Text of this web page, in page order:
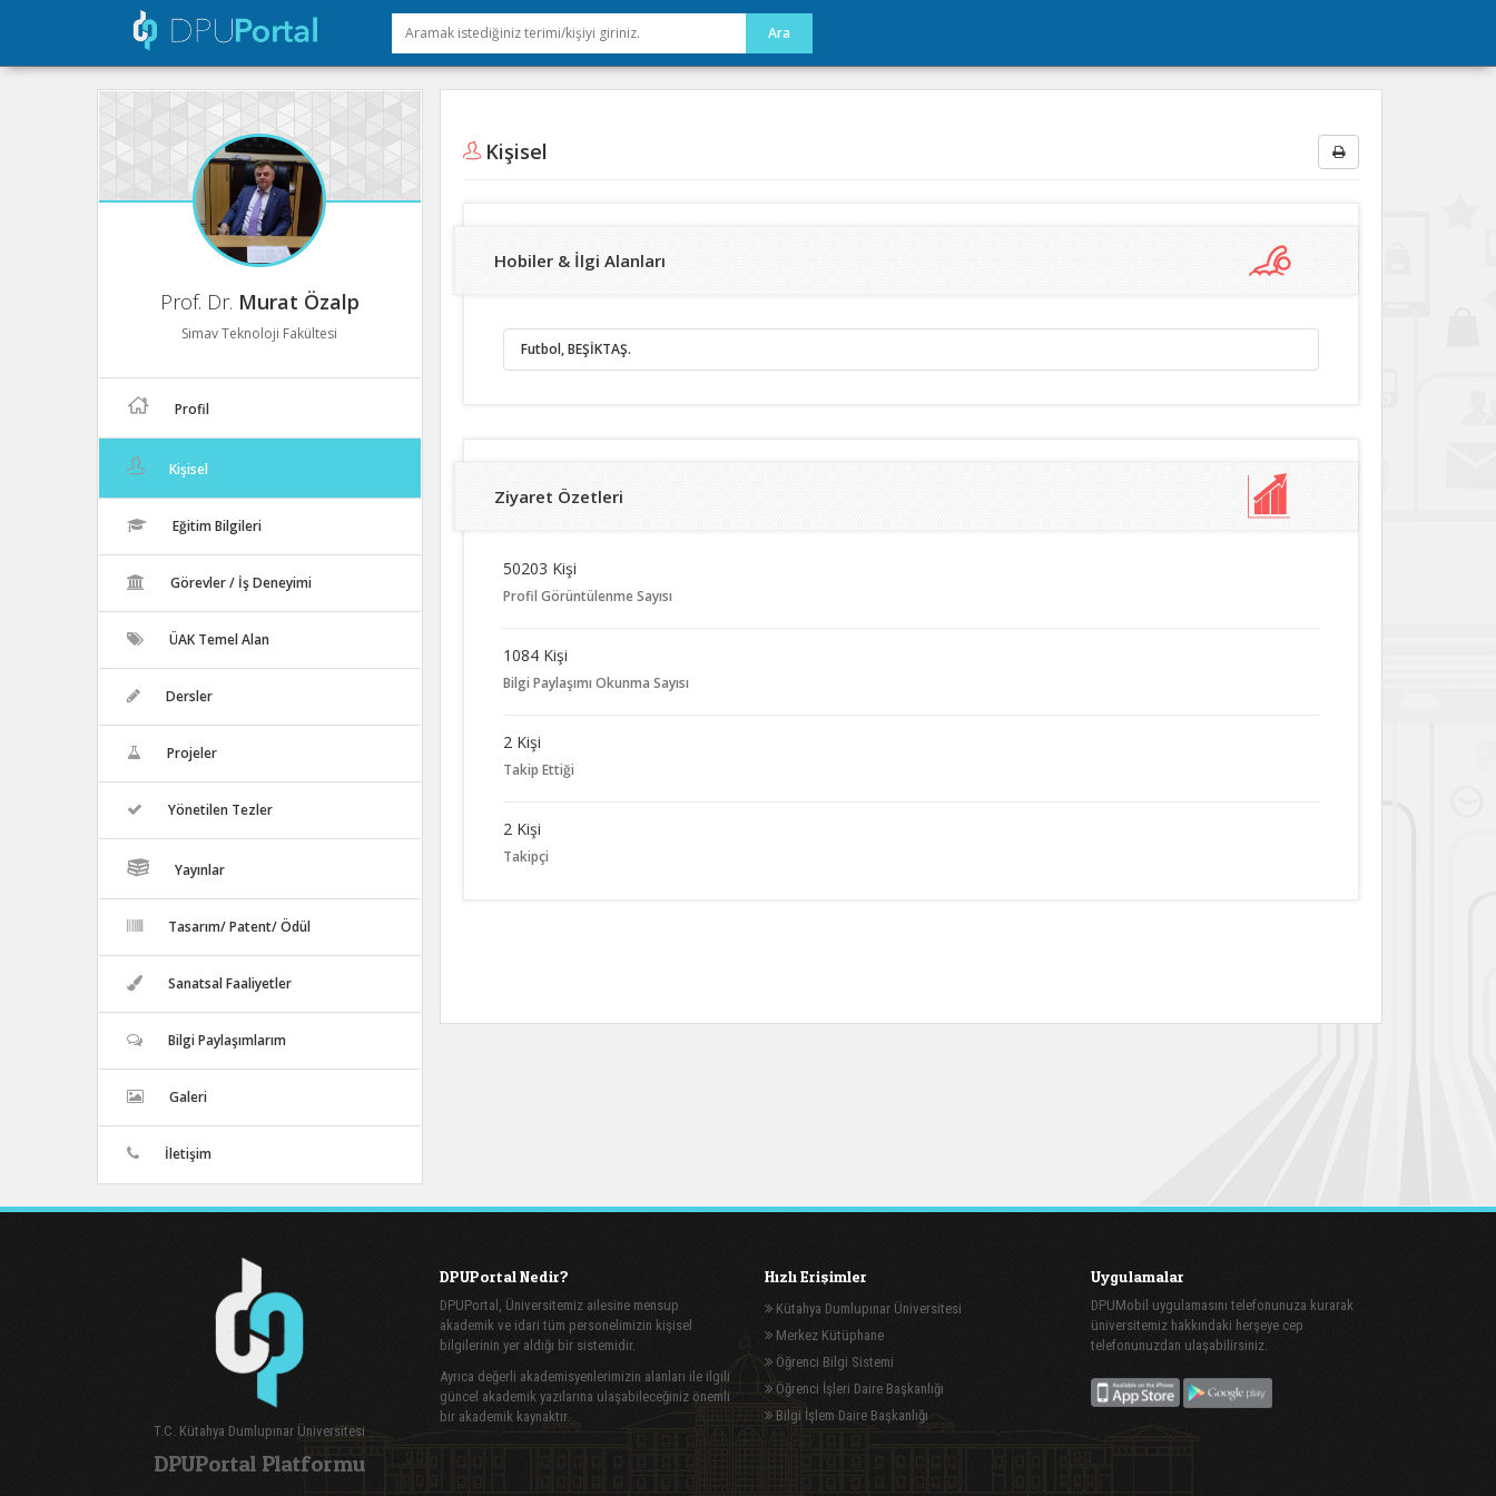
Prof. Dr. Murat Özalp
Simav Teknoloji Fakültesi
Profil
Kişisel
Eğitim Bilgileri
Görevler / İş Deneyimi
ÜAK Temel Alan
Dersler
Projeler
Yönetilen Tezler
Yayınlar
Tasarım/ Patent/ Ödül
Sanatsal Faaliyetler
Bilgi Paylaşımlarım
Galeri
İletişim
Kişisel
Hobiler & İlgi Alanları
Futbol, BEŞİKTAŞ.
Ziyaret Özetleri
50203 Kişi
Profil Görüntülenme Sayısı
1084 Kişi
Bilgi Paylaşımı Okunma Sayısı
2 Kişi
Takip Ettiği
2 Kişi
Takipçi
T.C. Kütahya Dumlupınar Üniversitesi
DPUPortal Platformu
DPUPortal Nedir?
DPUPortal, Üniversitemiz ailesine mensup
akademik ve idari tüm personelimizin kişisel
bilgilerinin yer aldığı bir sistemidir.
Ayrıca değerli akademisyenlerimizin alanları ile ilgili
güncel akademik yazılarına ulaşabileceğiniz önemli
bir akademik kaynaktır.
Hızlı Erişimler
Kütahya Dumlupınar Üniversitesi
Merkez Kütüphane
Öğrenci Bilgi Sistemi
Öğrenci İşleri Daire Başkanlığı
Bilgi İşlem Daire Başkanlığı
Uygulamalar
DPUMobil uygulamasını telefonunuza kurarak
üniversitemiz hakkındaki herşeye cep
telefonunuzdan ulaşabilirsiniz.